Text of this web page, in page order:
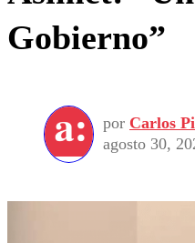
Gobierno”
por Carlos
agosto 30,